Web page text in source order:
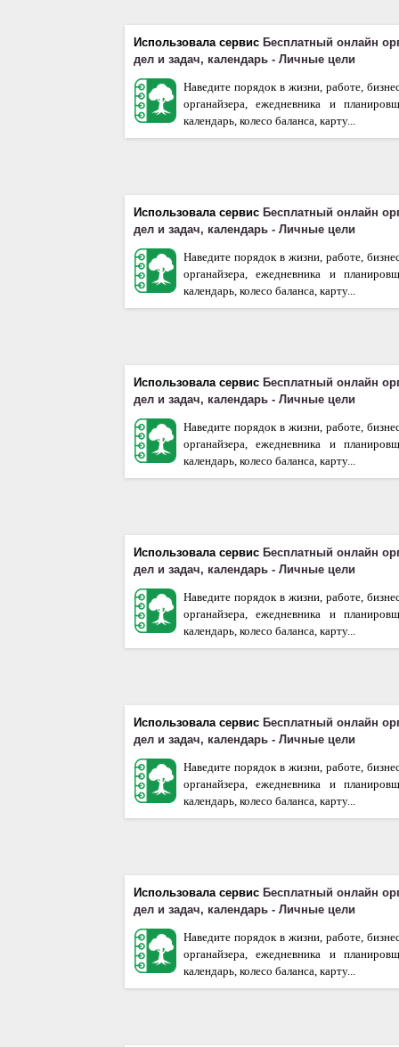
Использовала сервис Бесплатный онлайн
дел и задач, календарь - Личные цели
Наведите порядок в жизни, работе,
органайзера, ежедневника и
календарь, колесо баланса, карту...
Использовала сервис Бесплатный онлайн
дел и задач, календарь - Личные цели
Наведите порядок в жизни, работе,
органайзера, ежедневника и
календарь, колесо баланса, карту...
Использовала сервис Бесплатный онлайн
дел и задач, календарь - Личные цели
Наведите порядок в жизни, работе,
органайзера, ежедневника и
календарь, колесо баланса, карту...
Использовала сервис Бесплатный онлайн
дел и задач, календарь - Личные цели
Наведите порядок в жизни, работе,
органайзера, ежедневника и
календарь, колесо баланса, карту...
Использовала сервис Бесплатный онлайн
дел и задач, календарь - Личные цели
Наведите порядок в жизни, работе,
органайзера, ежедневника и
календарь, колесо баланса, карту...
Использовала сервис Бесплатный онлайн
дел и задач, календарь - Личные цели
Наведите порядок в жизни, работе,
органайзера, ежедневника и
календарь, колесо баланса, карту...